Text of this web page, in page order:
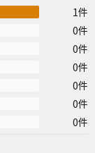
1件
0件
0件
0件
0件
0件
0件